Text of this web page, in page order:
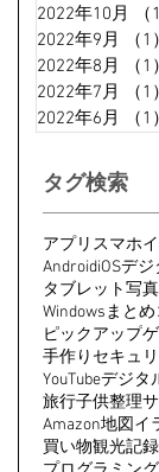
2022年10月
（
2022年9月
（1）
2022年8月
（1）
2022年7月
（1）
2022年6月
（1）
タグ検索
アプリ スマホ
AndroidiOSデジ
タブレット写真
Windowsまとめ
ピックアップ
手作り セキュ
YouTubeデジタ
旅行子供整理
Amazon地図イ
買い物観光記録